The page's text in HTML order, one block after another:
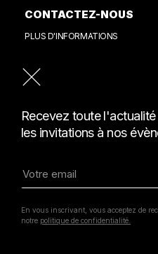
Recevez toute
les invitations à nos
En vous inscrivant, vous acceptez de
notre politique de confidentialité.
CONTACTEZ-NOUS
PLUS D'INFORMATIONS
PRESSE
2026 /